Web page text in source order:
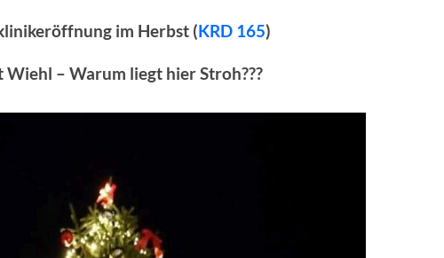
im Herbst (KRD 165)
– Warum liegt hier Stroh???